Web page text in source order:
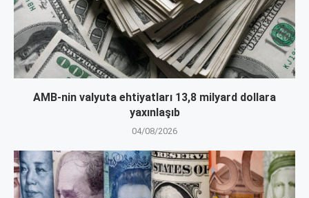
AMB-nin valyuta ehtiyatları 13,8 milyard dollara
yaxınlaşıb
04/08/2026